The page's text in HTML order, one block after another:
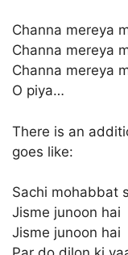
Channa mereya
Channa mereya
Channa mereya
O piya…
There is an
goes like:
Sachi mohabbat
Jisme junoon hai
Jisme junoon hai